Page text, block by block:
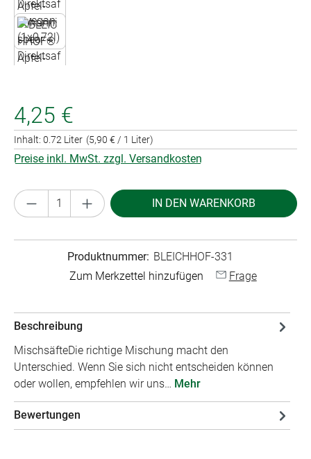
4,25 €
Inhalt: 0.72 Liter (5,90 € / 1 Liter)
Preise inkl. MwSt. zzgl. Versandkosten
Produkt Anzahl: Gib den gewünschten Wert
IN DEN WARENKORB
Produktnummer: BLEICHHOF-331
Zum Merkzettel hinzufügen
Frage
Beschreibung
MischsäfteDie richtige Mischung macht den
Unterschied. Wenn Sie sich nicht entscheiden können
oder wollen, empfehlen wir uns… Mehr
Bewertungen